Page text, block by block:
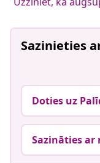
Sazinieties
Doties uz
Sazināties ar